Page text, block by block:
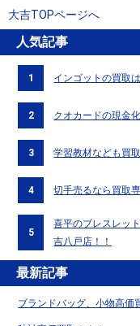
大吉TOPページへ
人気記事
1 インゴットの買取
2 クオカードの現金
3 学習教材なども買
4 切手売るなら買取
5
喜平のブレスレッ
吉八戸店！！
最新記事
ブランドバッグ、小物高価